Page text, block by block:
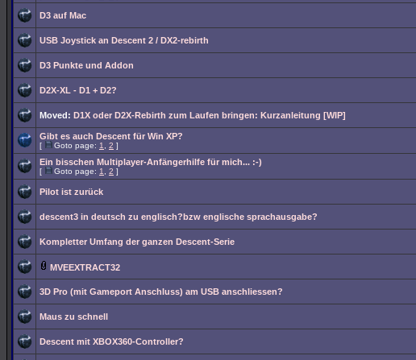
D3 auf Mac
USB Joystick an Descent 2 / DX2-rebirth
D3 Punkte und Addon
D2X-XL - D1 + D2?
Moved: D1X oder D2X-Rebirth zum Laufen bringen: Kurzanleitung [WIP]
Gibt es auch Descent für Win XP?
[ Goto page: 1 2 ]
Ein bisschen Multiplayer-Anfängerhilfe für mich... :-)
[ Goto page: 1 2 ]
Pilot ist zurück
descent3 in deutsch zu englisch?bzw englische sprachausgabe?
Kompletter Umfang der ganzen Descent-Serie
MVEEXTRACT32
3D Pro (mit Gameport Anschluss) am USB anschliessen?
Maus zu schnell
Descent mit XBOX360-Controller?